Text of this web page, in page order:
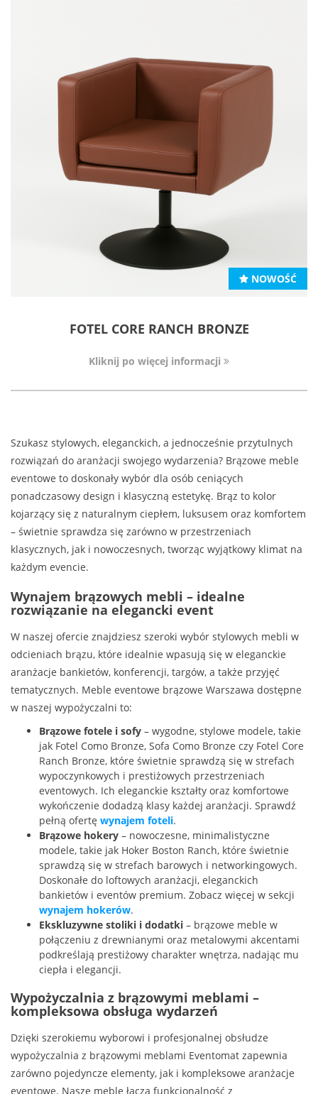
NOWOŚĆ
FOTEL CORE RANCH BRONZE
Kliknij po więcej informacji
Szukasz stylowych, eleganckich, a jednocześnie przytulnych
rozwiązań do aranżacji swojego wydarzenia? Brązowe meble
eventowe to doskonały wybór dla osób ceniących
ponadczasowy design i klasyczną estetykę. Brąz to kolor
kojarzący się z naturalnym ciepłem, luksusem oraz komfortem
– świetnie sprawdza się zarówno w przestrzeniach
klasycznych, jak i nowoczesnych, tworząc wyjątkowy klimat na
każdym evencie.
Wynajem brązowych mebli – idealne
rozwiązanie na elegancki event
W naszej ofercie znajdziesz szeroki wybór stylowych mebli w
odcieniach brązu, które idealnie wpasują się w eleganckie
aranżacje bankietów, konferencji, targów, a także przyjęć
tematycznych. Meble eventowe brązowe Warszawa dostępne
w naszej wypożyczalni to:
Brązowe fotele i sofy – wygodne, stylowe modele, takie
jak Fotel Como Bronze, Sofa Como Bronze czy Fotel Core
Ranch Bronze, które świetnie sprawdzą się w strefach
wypoczynkowych i prestiżowych przestrzeniach
eventowych. Ich eleganckie kształty oraz komfortowe
wykończenie dodadzą klasy każdej aranżacji. Sprawdź
pełną ofertę wynajem foteli.
Brązowe hokery – nowoczesne, minimalistyczne
modele, takie jak Hoker Boston Ranch, które świetnie
sprawdzą się w strefach barowych i networkingowych.
Doskonałe do loftowych aranżacji, eleganckich
bankietów i eventów premium. Zobacz więcej w sekcji
wynajem hokerów.
Ekskluzywne stoliki i dodatki – brązowe meble w
połączeniu z drewnianymi oraz metalowymi akcentami
podkreślają prestiżowy charakter wnętrza, nadając mu
ciepła i elegancji.
Wypożyczalnia z brązowymi meblami –
kompleksowa obsługa wydarzeń
Dzięki szerokiemu wyborowi i profesjonalnej obsłudze
wypożyczalnia z brązowymi meblami Eventomat zapewnia
zarówno pojedyncze elementy, jak i kompleksowe aranżacje
eventowe. Nasze meble łączą funkcjonalność z